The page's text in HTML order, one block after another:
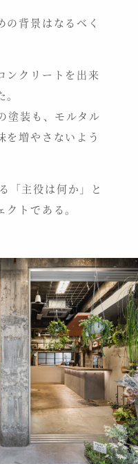
の背景はなるべく
ンクリートを出来
塗装も、モルタル
を増やさないよう
主役は何か」と
トである。